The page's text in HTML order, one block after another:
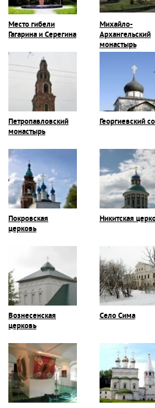
Место гибели
Гагарина и Серегина
Михайло-
Архангельский
монастырь
Петропавловский
монастырь
Георгиевский
Покровская
церковь
Никитская
Вознесенская
церковь
Село Сима